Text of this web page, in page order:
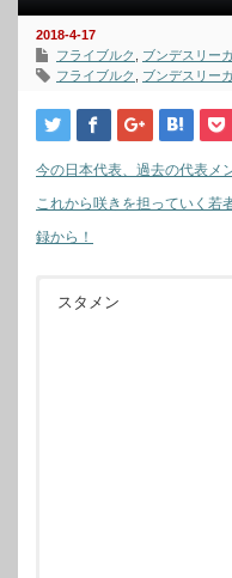
2018-4-17
フライブルク
ブンデスリー
フライブルク
ブンデスリー
今の日本代表、過去の代表メ
これから咲きを担っていく若
録から！
スタメン